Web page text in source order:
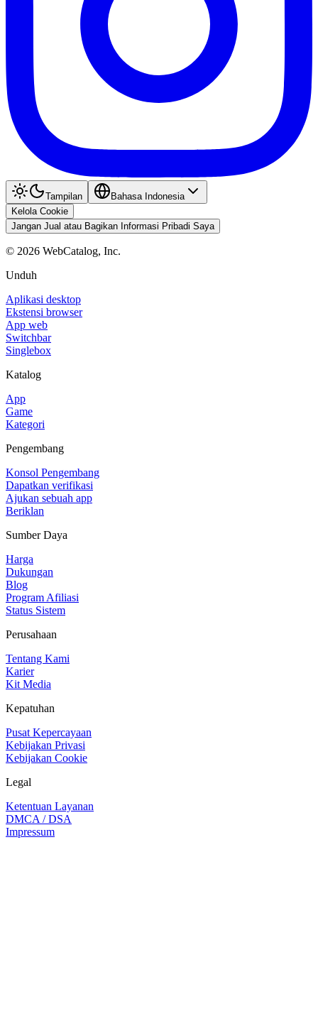
Tampilan
Bahasa Indonesia
Kelola Cookie
Jangan Jual atau Bagikan Informasi Pribadi Saya
© 2026 WebCatalog, Inc.
Unduh
Aplikasi desktop
Ekstensi browser
App web
Switchbar
Singlebox
Katalog
App
Game
Kategori
Pengembang
Konsol Pengembang
Dapatkan verifikasi
Ajukan sebuah app
Beriklan
Sumber Daya
Harga
Dukungan
Blog
Program Afiliasi
Status Sistem
Perusahaan
Tentang Kami
Karier
Kit Media
Kepatuhan
Pusat Kepercayaan
Kebijakan Privasi
Kebijakan Cookie
Legal
Ketentuan Layanan
DMCA / DSA
Impressum